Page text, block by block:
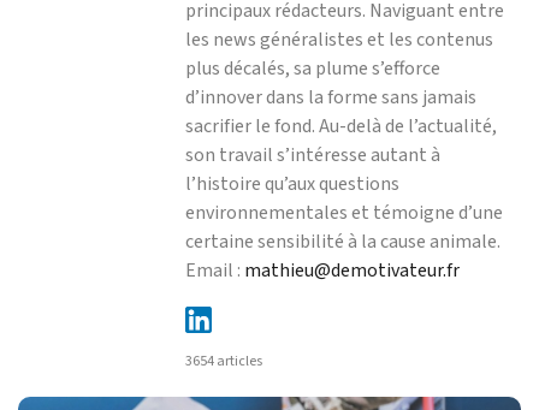
principaux rédacteurs. Naviguant entre
les news généralistes et les contenus
plus décalés, sa plume s’efforce
d’innover dans la forme sans jamais
sacrifier le fond. Au-delà de l’actualité,
son travail s’intéresse autant à
l’histoire qu’aux questions
environnementales et témoigne d’une
certaine sensibilité à la cause animale.
Email : mathieu@demotivateur.fr
3654 articles